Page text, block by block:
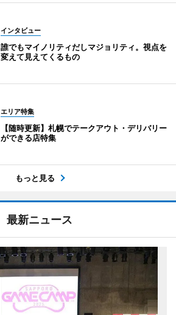
インタビュー
誰でもマイノリティだしマジョリティ。視点を
変えて見えてくるもの
エリア特集
【随時更新】札幌でテークアウト・デリバリー
ができる店特集
もっと見る
最新ニュース